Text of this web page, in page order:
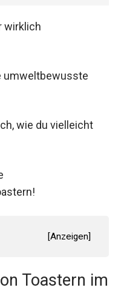
wirklich
umweltbewusste
wie du vielleicht
[Anzeigen]
Toastern im